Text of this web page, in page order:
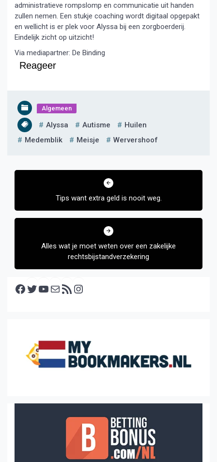
administratieve rompslomp en communicatie uit handen
zullen nemen. Een stukje coaching wordt digitaal opgepakt
en wellicht is er plek voor Alyssa bij een zorgboerderij.
Eindelijk zicht op uitzicht!
Via mediapartner: De Binding
Reageer
Algemeen
Alyssa Autisme
Huilen
Medemblik
Meisje Wervershoof
Bericht
Tips want extra geld is nooit weg.
Alles wat je moet weten over een zakelijke
rechtsbijstandverzekering
Facebook Twitter YouTube E-mail RSS feed